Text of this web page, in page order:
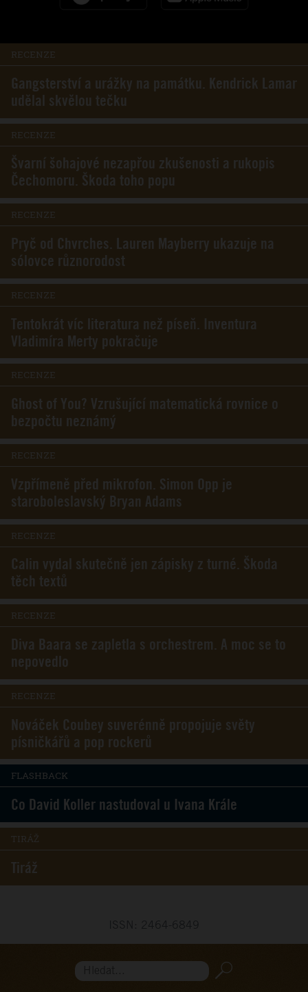
RECENZE
Gangsterství a urážky na památku. Kendrick Lamar
udělal skvělou tečku
RECENZE
Švarní šohajové nezapřou zkušenosti a rukopis
Čechomoru. Škoda toho popu
RECENZE
Pryč od Chvrches. Lauren Mayberry ukazuje na
sólovce různorodost
RECENZE
Tentokrát víc literatura než píseň. Inventura
Vladimíra Merty pokračuje
RECENZE
Ghost of You? Vzrušující matematická rovnice o
bezpočtu neznámý
RECENZE
Vzpřímeně před mikrofon. Simon Opp je
staroboleslavský Bryan Adams
RECENZE
Calin vydal skutečně jen zápisky z turné. Škoda
těch textů
RECENZE
Diva Baara se zapletla s orchestrem. A moc se to
nepovedlo
RECENZE
Nováček Coubey suverénně propojuje světy
písničkářů a pop rockerů
FLASHBACK
Co David Koller nastudoval u Ivana Krále
TIRÁŽ
Tiráž
Hledat...